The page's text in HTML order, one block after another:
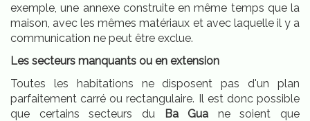
exemple, une annexe construite en même temps que la
maison, avec les mêmes matériaux et avec laquelle il y a
communication ne peut être exclue.
Les secteurs manquants ou en extension
Toutes les habitations ne disposent pas d'un plan
parfaitement carré ou rectangulaire. Il est donc possible
que certains secteurs du
Ba Gua ne soient que